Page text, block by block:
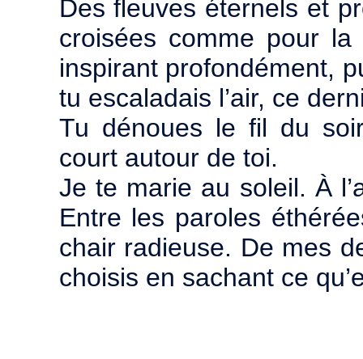
Des fleuves éternels et
croisées comme pour
inspirant profondément,
tu escaladais l’air, ce
Tu dénoues le fil du
court autour de toi.
Je te marie au soleil. À
Entre les paroles
chair radieuse. De mes
choisis en sachant ce